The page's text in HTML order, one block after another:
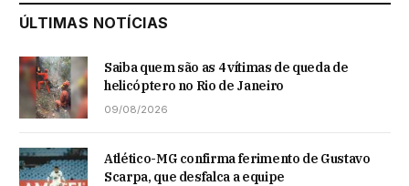
ÚLTIMAS NOTÍCIAS
Saiba quem são as 4 vítimas de queda de
helicóptero no Rio de Janeiro
09/08/2026
Atlético-MG confirma ferimento de Gustavo
Scarpa, que desfalca a equipe